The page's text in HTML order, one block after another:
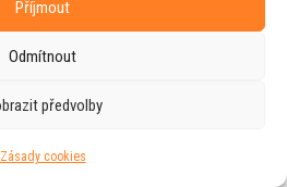
Příjmout
Odmítnout
předvolby
Zásady cookies